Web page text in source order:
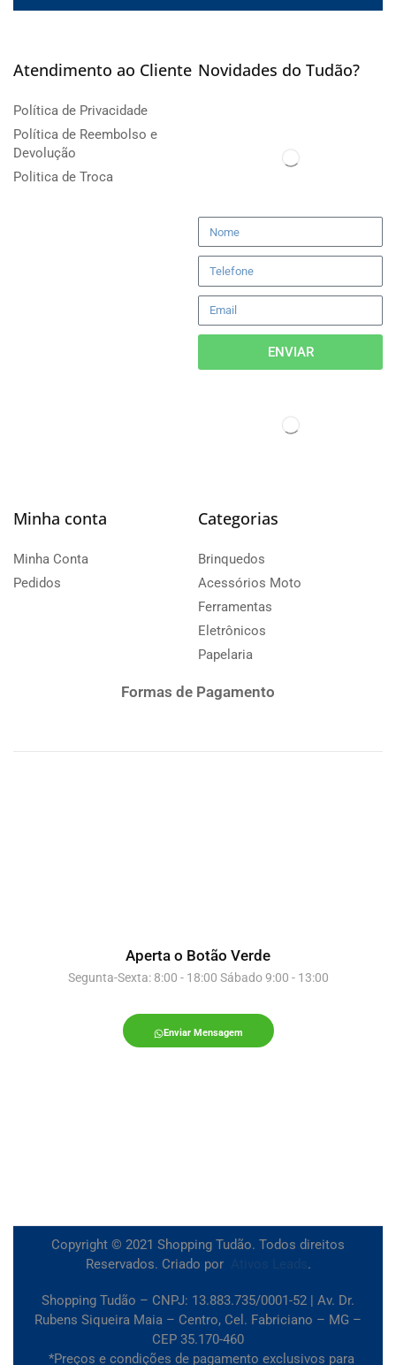
Atendimento ao Cliente
Política de Privacidade
Política de Reembolso e
Devolução
Politica de Troca
Novidades do Tudão?
ENVIAR
Minha conta
Minha Conta
Pedidos
Categorias
Brinquedos
Acessórios Moto
Ferramentas
Eletrônicos
Papelaria
Formas de Pagamento
Aperta o Botão Verde
Segunta-Sexta: 8:00 - 18:00 Sábado 9:00 - 13:00
Enviar Mensagem
Copyright © 2021 Shopping Tudão. Todos direitos
Reservados. Criado por
.
Shopping Tudão – CNPJ: 13.883.735/0001-52 | Av. Dr.
Rubens Siqueira Maia – Centro, Cel. Fabriciano – MG –
CEP 35.170-460
*Preços e condições de pagamento exclusivos para